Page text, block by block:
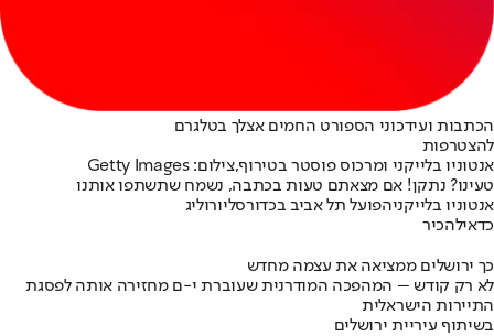
הכתבות ועידכוני הספורט החמים אצלך בטלגרם
להצטרפות
אנטוניו בלייקני ומרכוס פוסטר בטירוף,צילום: Getty Images
טעינו? נתקן! אם מצאתם טעות בכתבה, נשמח שתשתפו אותנו
אנטוניו בלייקניהפועל תל אביב בכדורסליורוליג
כדאילהכיר
כך ירושלים ממציאה את עצמה מחדש
לא רק קודש – המהפכה המודרנית שעוברת י-ם מחזירה אותה לפסגת
התיירות הישראלית
בשיתוף עיריית ירושלים